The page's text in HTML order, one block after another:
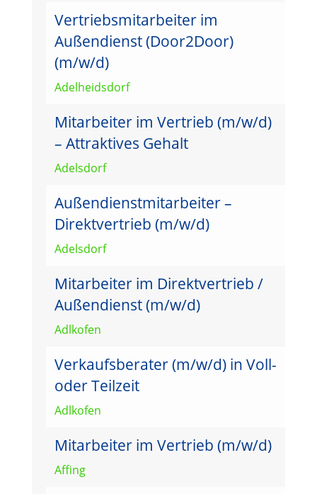
Vertriebsmitarbeiter im
Außendienst (Door2Door)
(m/w/d)
Adelheidsdorf
Mitarbeiter im Vertrieb (m/w/d)
– Attraktives Gehalt
Adelsdorf
Außendienstmitarbeiter –
Direktvertrieb (m/w/d)
Adelsdorf
Mitarbeiter im Direktvertrieb /
Außendienst (m/w/d)
Adlkofen
Verkaufsberater (m/w/d) in Voll-
oder Teilzeit
Adlkofen
Mitarbeiter im Vertrieb (m/w/d)
Affing